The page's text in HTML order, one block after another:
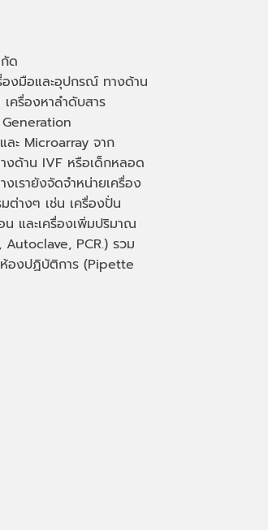
ด
องมือและอุปกรณ์ ทางด้าน
ครื่องหาลำดับสาร
และ Microarray จาก
งด้าน IVF หรือเด็กหลอด
เรายังจัดจำหน่ายเครื่อง
ต่างๆ เช่น เครื่องปั่น
และเครื่องเพิ่มปริมาณ
PCR.) รวม
องปฏิบัติการ (Pipette